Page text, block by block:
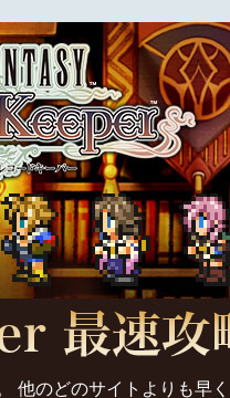
他のどのサイトよりも早